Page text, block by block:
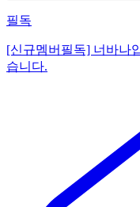
필독
[신규멤버필독] 너바나
습니다.